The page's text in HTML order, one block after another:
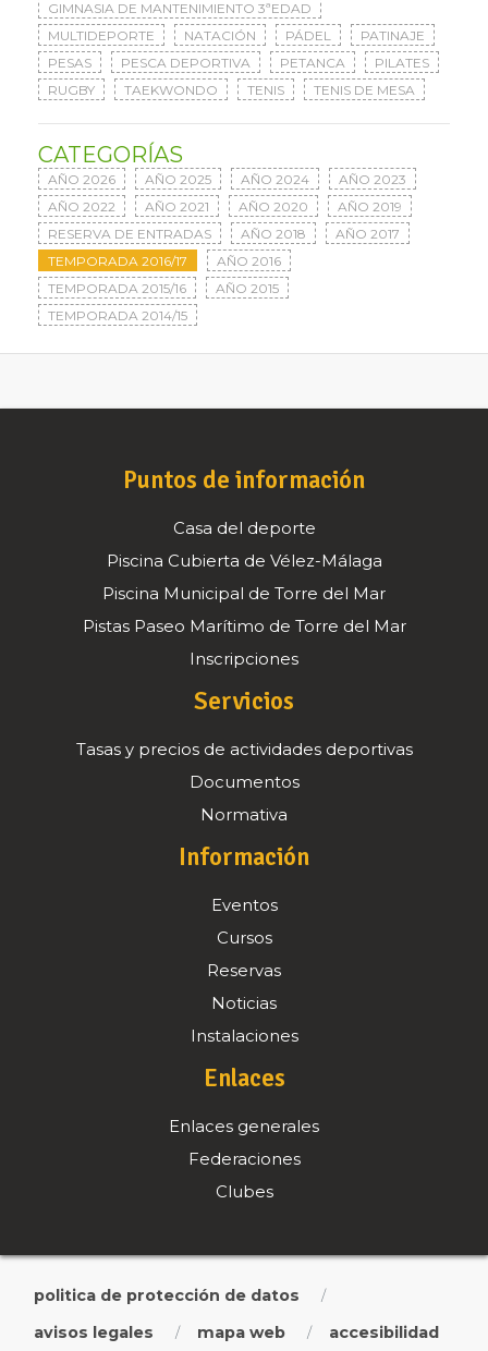
GIMNASIA DE MANTENIMIENTO 3ªEDAD
MULTIDEPORTE
NATACIÓN PÁDEL
PATINAJE
PESAS
PESCA DEPORTIVA PETANCA
PILATES
RUGBY
TAEKWONDO TENIS TENIS DE MESA
CATEGORÍAS
AÑO 2026 AÑO 2025 AÑO 2024
AÑO 2023
AÑO 2022
AÑO 2021 AÑO 2020
AÑO 2019
RESERVA DE ENTRADAS
AÑO 2018
AÑO 2017
TEMPORADA 2016/17
AÑO 2016
TEMPORADA 2015/16
AÑO 2015
TEMPORADA 2014/15
Puntos de información
Casa del deporte
Piscina Cubierta de Vélez-Málaga
Piscina Municipal de Torre del Mar
Pistas Paseo Marítimo de Torre del Mar
Inscripciones
Servicios
Tasas y precios de actividades deportivas
Documentos
Normativa
Información
Eventos
Cursos
Reservas
Noticias
Instalaciones
Enlaces
Enlaces generales
Federaciones
Clubes
politica de protección de datos /
avisos legales / mapa web / accesibilidad